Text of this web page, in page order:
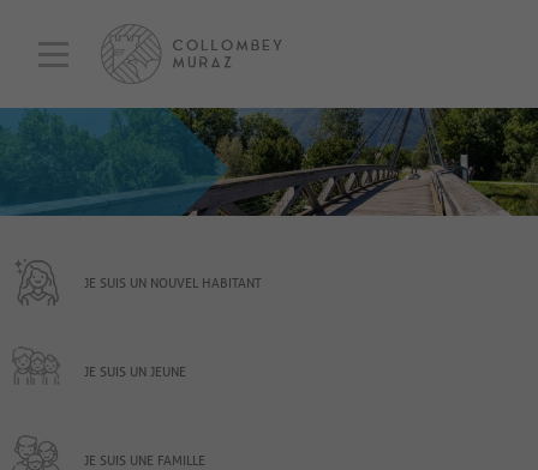
JE SUIS UN NOUVEL HABITANT
JE SUIS UN JEUNE
JE SUIS UNE FAMILLE